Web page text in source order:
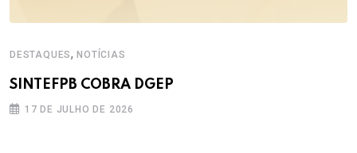
DESTAQUES,NOTÍCIAS
SINTEFPB COBRA DGEP
17 DE JULHO DE 2026